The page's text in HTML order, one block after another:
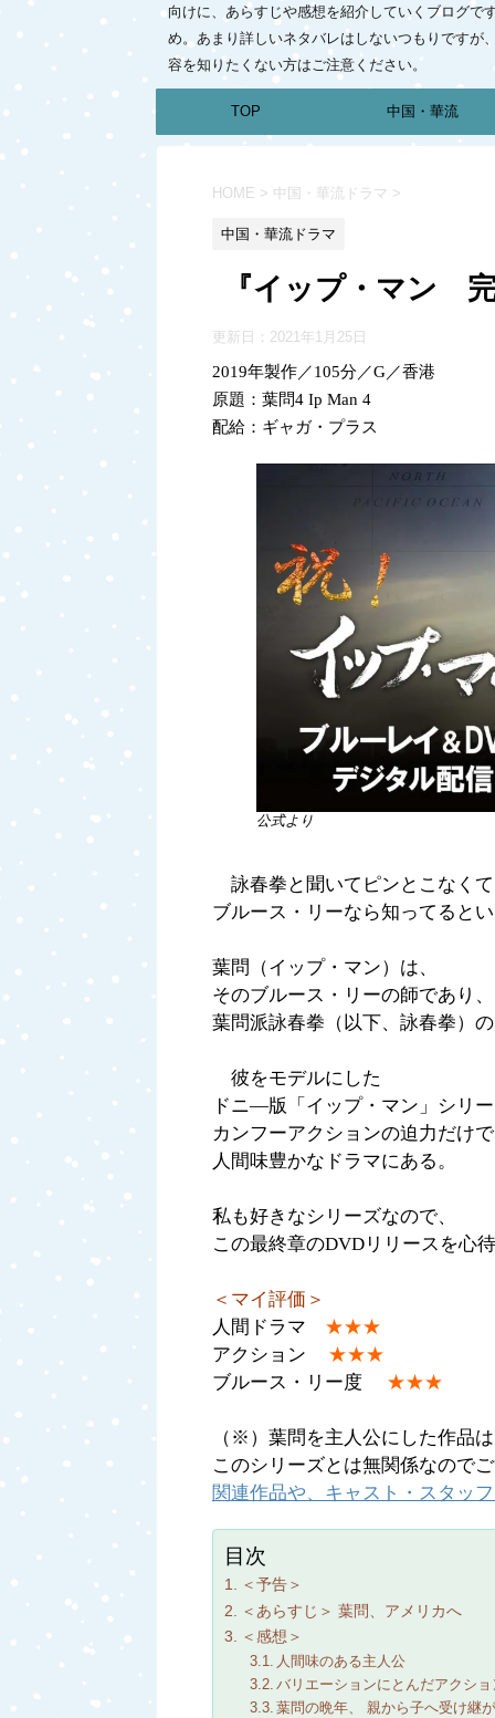
向けに、あらすじや感想を紹介していくブログで
め。あまり詳しいネタバレはしないつもりですが
容を知りたくない方はご注意ください。
TOP 中国・華流
HOME > 中国・華流ドラマ >
中国・華流ドラマ
『イップ・マン
更新日： 2021年1月25日
2019年製作／105分／G／香港
原題：葉問4 Ip Man 4
配給：ギャガ・プラス
公式より
詠春拳と聞いてピンとこなく
ブルース・リーなら知ってると
葉問（イップ・マン）は、
そのブルース・リーの師であり、
葉問派詠春拳（以下、詠春拳）
彼をモデルにした
ドニ―版「イップ・マン」シリ
カンフーアクションの迫力だけ
人間味豊かなドラマにある。
私も好きなシリーズなので、
この最終章のDVDリリースを心
＜マイ評価＞
人間ドラマ ★★★
アクション ★★★
ブルース・リー度 ★★★
（※）葉問を主人公にした作品
このシリーズとは無関係なので
関連作品や、キャスト・スタッ
目次
＜予告＞
＜あらすじ＞ 葉問、アメリカへ
＜感想＞
人間味のある主人公
バリエーションにとんだアクシ
葉問の晩年、 親から子へ受け継